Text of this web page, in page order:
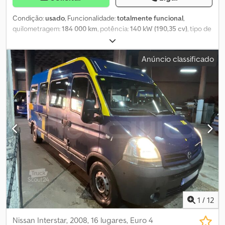
Condição:usado, Funcionalidade:totalmente funcional,
quilometragem:184 000 km , potência:140 kW (190,35 cv) , tipo de
, tipo de engrenagem:
configuração de eixo:4x4, peso total:2 065 kg, peso em vazio:
2 065 kg
, primeira matrícula:06/2018
, próxima inspeção (TÜV):
12/2026, classe de emissão:Euro 6, cor:castanho
, suspensão:
outro , tamanho do pneu:255/60 R18, número de lugares:
número de proprietários anteriores: , Ano de fabrico:
número da máquina/veículo:VSSKCTND23U0098078
Equipamento:airbag, bloqueio do diferencial, filtro de
partículas, pneus para todas as estações, registo de camião,
sistema de navegação, tração integral , Veículo usado com
cerca de 185.000 km. Motor de 2,3 litros, 4 cilindros, com 140 kW.
Pneus com 75% de vida útil. Dodpozr H T Sofx Aa Rjkr Engate de
reboque – 3.500 kg. Revestimento de proteção para a área de
carga, feito de alumínio.
Anúncio classificado
1 / 12
Nissan Interstar, 2008, 16 lugares, Euro 4